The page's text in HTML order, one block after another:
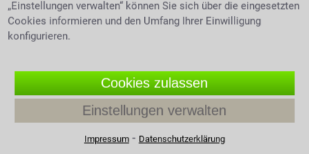
Befristungen als Zeichen eines Rechtsmissbrauchs
gedeutet werden können. Ist die Befristung nicht
sachgebunden darf sie normalerweise längstens zwei
andauern. Die Befristung eines zweckgebundenen
Arbeitsvertrages endet mit der Erfüllung des
Zweckes. EineKündigungist nicht nötig, aber etwa
zwei Wochen vorher muss dem Arbeitnehmer das
voraussichtliche Ende mitgeteilt werden. Die
„Einstellungen verwalten“ können Sie sich über die eingesetzten
Cookies informieren und den Umfang Ihrer Einwilligung
konfigurieren.
Cookies zulassen
Einstellungen verwalten
Impressum⁃ Datenschutzerklärung